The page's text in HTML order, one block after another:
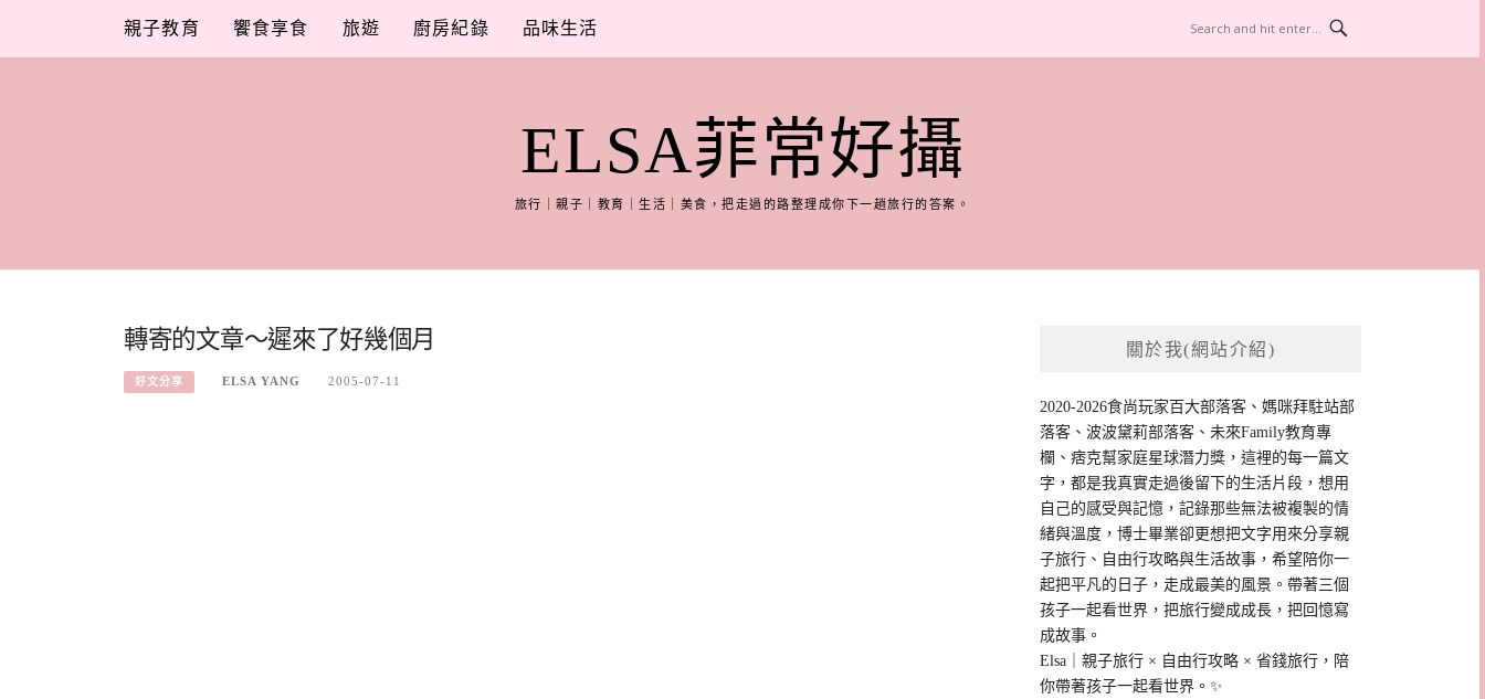
content
親子教育 饗食享食 旅遊 廚房紀錄 品味生活
ELSA菲常好攝
旅行｜親子｜教育｜生活｜美食，把走過的路整理成你下一趟旅行的答案。
轉寄的文章～遲來了好幾個月
好文分享 ELSA YANG 2005-07-11
關於我(網站介紹)
2020-2026食尚玩家百大部落客、媽咪拜駐站部
落客、波波黛莉部落客、未來Family教育專
欄、痞克幫家庭星球潛力獎，這裡的每一篇文
字，都是我真實走過後留下的生活片段，想用
自己的感受與記憶，記錄那些無法被複製的情
緒與溫度，博士畢業卻更想把文字用來分享親
子旅行、自由行攻略與生活故事，希望陪你一
起把平凡的日子，走成最美的風景。帶著三個
孩子一起看世界，把旅行變成成長，把回憶寫
成故事。
Elsa｜親子旅行 × 自由行攻略 × 省錢旅行，陪
你帶著孩子一起看世界。✨